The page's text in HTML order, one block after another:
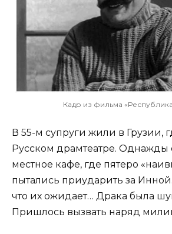
Кадр из фильма
В 55-м супруги жили в Грузии,
Русском драмтеатре.
местное кафе, где пятеро
пытались приударить за
что их ожидает… Драка была
Пришлось вызвать наряд